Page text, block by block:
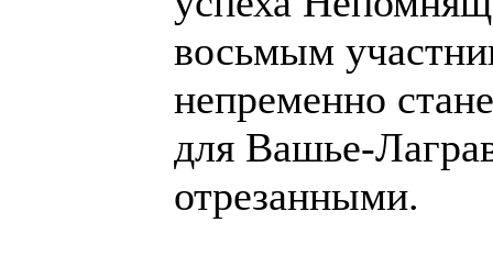
восьмым
непременно
для Вашье-
отрезанными.